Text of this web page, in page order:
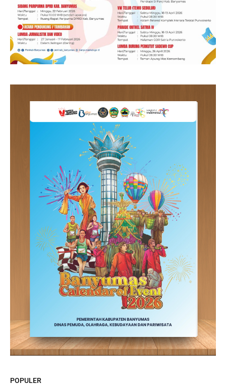
POPULER